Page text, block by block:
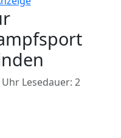
Uhr Lesedauer: 2